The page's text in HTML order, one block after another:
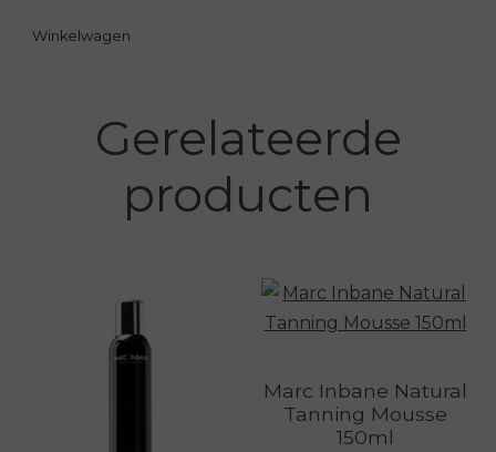
Tweezijdig
Actieve koolstof
Gemakkelijk in gebruik
Duurzaam en herbruikbaar
Winkelwagen
Gerelateerde
producten
Marc Inbane Natural
Tanning Mousse
150ml